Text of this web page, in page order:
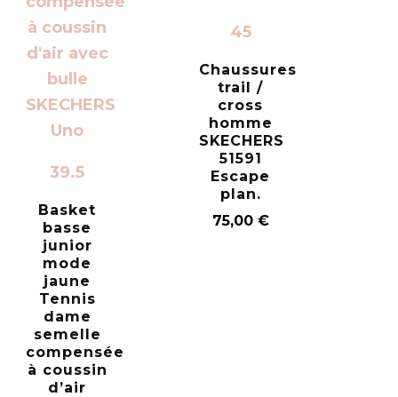
39.5
Basket
basse
junior
mode
jaune
Tennis
dame
semelle
compensée
à coussin
d’air
45
Chaussures
trail /
cross
homme
SKECHERS
51591
Escape
plan.
75,00 €